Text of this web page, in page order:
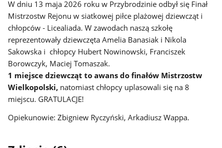
W dniu 13 maja 2026 roku w Przybrodzinie odbył się Finał
Mistrzostw Rejonu w siatkowej piłce plażowej dziewcząt i
chłopców - Licealiada. W zawodach naszą szkołę
reprezentowały dziewczęta Amelia Banasiak i Nikola
Sakowska i chłopcy Hubert Nowinowski, Franciszek
Borowczyk, Maciej Tomaszak.
1 miejsce dziewcząt to awans do finałów Mistrzostw
Wielkopolski,natomiast chłopcy uplasowali się na 8
miejscu. GRATULACJE!
Opiekunowie: Zbigniew Ryczyński, Arkadiusz Wappa.